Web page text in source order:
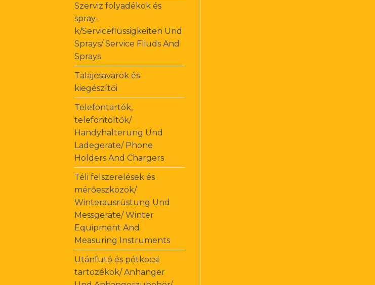
Szerviz folyadékok és
spray-
k/Serviceflüssigkeiten Und
Sprays/ Service Fliuds And
Sprays
Talajcsavarok és
kiegészítői
Telefontartók,
telefontöltők/
Handyhalterung Und
Ladegerate/ Phone
Holders And Chargers
Téli felszerelések és
mérőeszközök/
Winterausrüstung Und
Messgeräte/ Winter
Equipment And
Measuring Instruments
Utánfutó és pótkocsi
tartozékok/ Anhanger